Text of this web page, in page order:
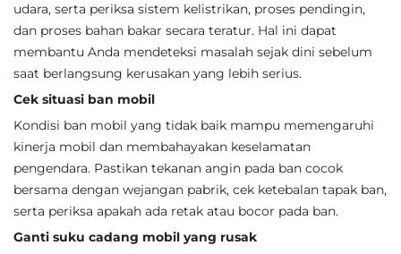
udara, serta periksa sistem kelistrikan, proses pendingin,
dan proses bahan bakar secara teratur. Hal ini dapat
membantu Anda mendeteksi masalah sejak dini sebelum
saat berlangsung kerusakan yang lebih serius.
Cek situasi ban mobil
Kondisi ban mobil yang tidak baik mampu memengaruhi
kinerja mobil dan membahayakan keselamatan
pengendara. Pastikan tekanan angin pada ban cocok
bersama dengan wejangan pabrik, cek ketebalan tapak ban,
serta periksa apakah ada retak atau bocor pada ban.
Ganti suku cadang mobil yang rusak